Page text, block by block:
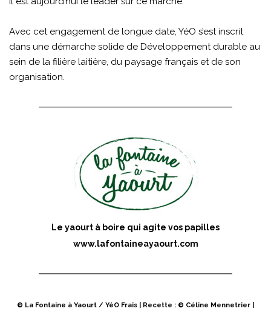
Avec cet engagement de longue date, YéO s’est inscrit
dans une démarche solide de Développement durable au
sein de la filière laitière, du paysage français et de son
organisation.
Le yaourt à boire qui agite vos papilles
www.lafontaineayaourt.com
© La Fontaine à Yaourt / YéO Frais | Recette : © Céline Mennetrier |